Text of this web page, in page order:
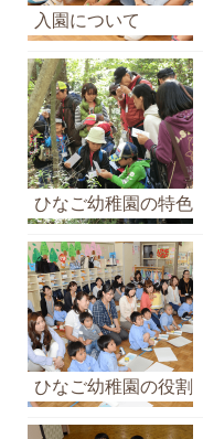
カ
イ
ブ
入園について
ひなご幼稚園の特色
ひなご幼稚園の役割